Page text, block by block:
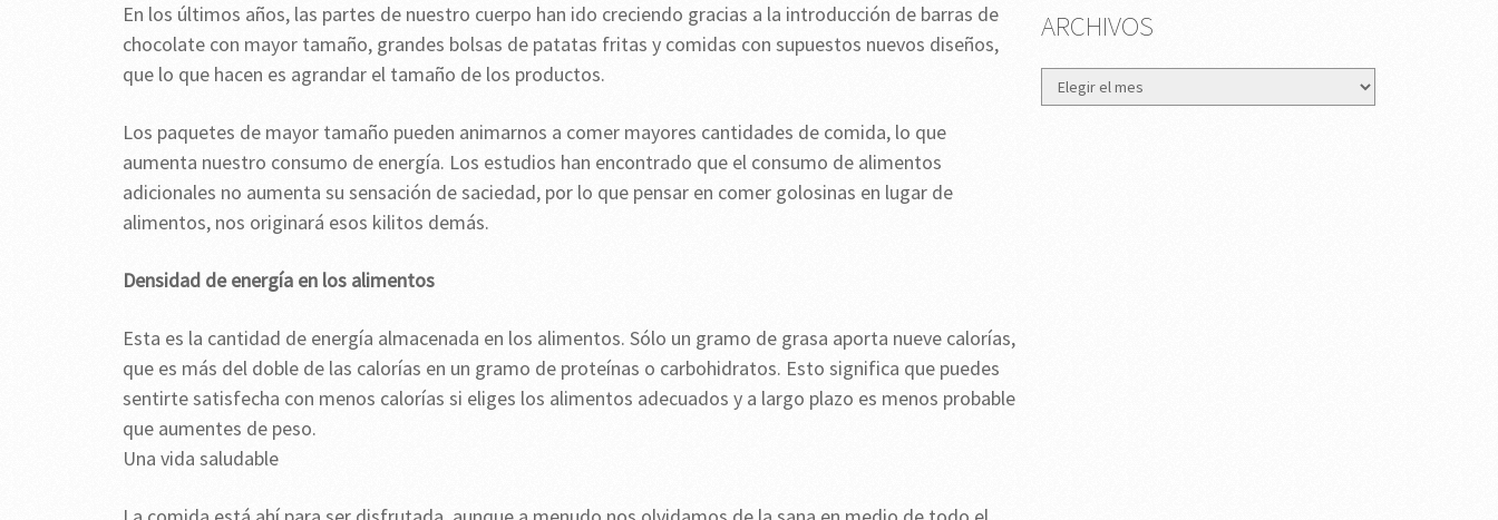
En los últimos años, las partes de nuestro cuerpo han ido creciendo gracias a la introducción de barras de
chocolate con mayor tamaño, grandes bolsas de patatas fritas y comidas con supuestos nuevos diseños,
que lo que hacen es agrandar el tamaño de los productos.
Los paquetes de mayor tamaño pueden animarnos a comer mayores cantidades de comida, lo que
aumenta nuestro consumo de energía. Los estudios han encontrado que el consumo de alimentos
adicionales no aumenta su sensación de saciedad, por lo que pensar en comer golosinas en lugar de
alimentos, nos originará esos kilitos demás.
Densidad de energía en los alimentos
Esta es la cantidad de energía almacenada en los alimentos. Sólo un gramo de grasa aporta nueve calorías,
que es más del doble de las calorías en un gramo de proteínas o carbohidratos. Esto significa que puedes
sentirte satisfecha con menos calorías si eliges los alimentos adecuados y a largo plazo es menos probable
que aumentes de peso.
Una vida saludable
ARCHIVOS
Archivos